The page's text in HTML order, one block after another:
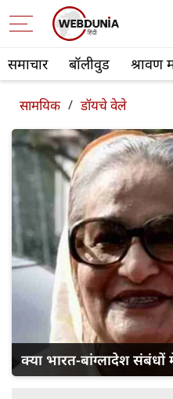
समाचार बॉलीवुड श्रावण
सामयिक / डॉयचे वेले
क्या भारत-बांग्लादेश संबंधों